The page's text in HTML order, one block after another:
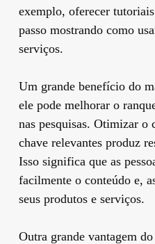
exemplo, oferecer
passo mostrando como
serviços.
Um grande benefício do
ele pode melhorar o
nas pesquisas. Otimizar o
chave relevantes produz
Isso significa que as
facilmente o conteúdo e,
seus produtos e serviços.
Outra grande vantagem